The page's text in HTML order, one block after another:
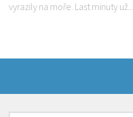
vyrazily na moře. Last minuty už...